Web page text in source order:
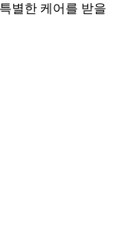
별한 케어를 받을